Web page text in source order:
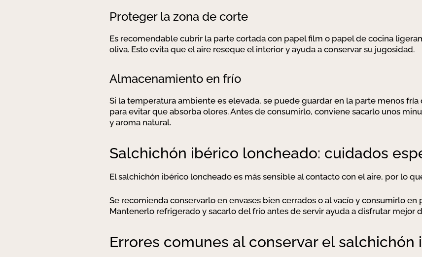
Proteger la zona de corte
Es recomendable cubrir la parte cortada con papel film o papel de cocina
oliva. Esto evita que el aire reseque el interior y ayuda a conservar su jugosidad.
Almacenamiento en frío
Si la temperatura ambiente es elevada, se puede guardar en la parte menos
para evitar que absorba olores. Antes de consumirlo, conviene sacarlo unos
y aroma natural.
Salchichón ibérico loncheado: cuidados
El salchichón ibérico loncheado es más sensible al contacto con el aire, por lo
Se recomienda conservarlo en envases bien cerrados o al vacío y consumirlo en
Mantenerlo refrigerado y sacarlo del frío antes de servir ayuda a disfrutar mejor
Errores comunes al conservar el salchichón